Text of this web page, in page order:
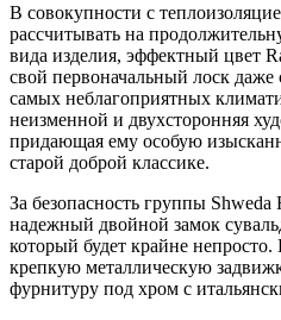
В совокупности с
рассчитывать на
вида изделия, эффектный цвет
свой первоначальный лоск даже
самых неблагоприятных
неизменной и двухсторонняя
придающая ему особую
старой доброй классике.
За безопасность группы Shweda
надежный двойной замок
который будет крайне
крепкую металлическую
фурнитуру под хром с